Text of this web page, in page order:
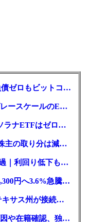
半導体企業が1200BTCを売却、負債ゼロもビットコイン戦略は後退
リップル保有が半年で55%減｜グレースケールのETF、純資産1.6億ドル減
ビットコインには2億ドル流入もソラナETFはゼロ｜5営業日連続で停止
2万BTC保有企業が買い増しも、株主の取り分は減少｜目標と逆行
USDCの償還が発行を40億ドル超過｜利回り低下も収益は増加
【今日のマクロ経済】日経平均66,300円へ3.6%急騰もAI投資回収懸念が再燃
BTCマイナーのAI構想に逆風？テキサス州が接続審査を厳格化
フクホーの審査は甘い？落ちる原因や在籍確認、独自の方式を徹底解説